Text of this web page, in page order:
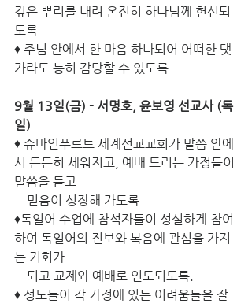
깊은 뿌리를 내려 온전히 하나님께 헌신되
도록
♦ 주님 안에서 한 마음 하나되어 어떠한 댓
가라도 능히 감당할 수 있도록
9월 13일(금) - 서명호, 윤보영 선교사 (독
일)
♦ 슈바인푸르트 세계선교교회가 말씀 안에
서 든든히 세워지고, 예배 드리는 가정들이
말씀을 듣고
    믿음이 성장해 가도록
♦독일어 수업에 참석자들이 성실하게 참여
하여 독일어의 진보와 복음에 관심을 가지
는 기회가
    되고 교제와 예배로 인도되도록.
♦ 성도들이 각 가정에 있는 어려움들을 잘